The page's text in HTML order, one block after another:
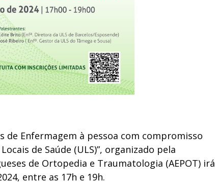
de Enfermagem à pessoa com compromisso
de Saúde (ULS)”, organizado pela
de Ortopedia e Traumatologia (AEPOT) irá
entre as 17h e 19h.